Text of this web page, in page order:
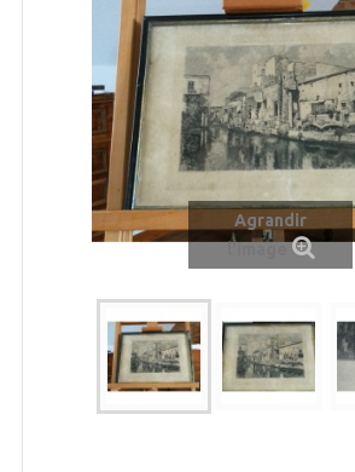
Agrandir